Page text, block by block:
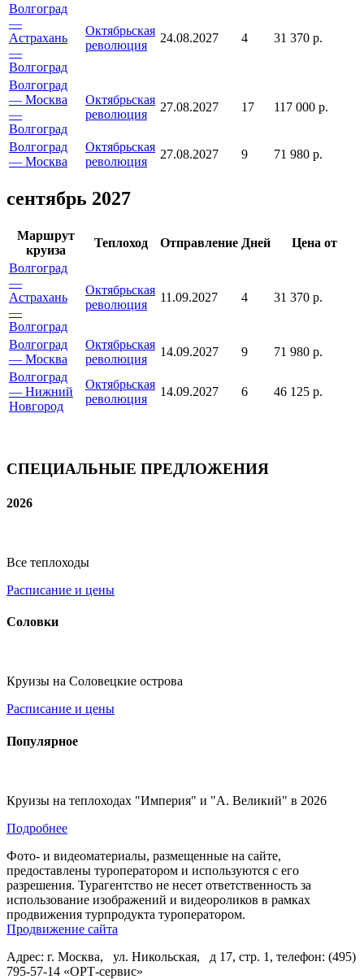
Волгоград
—
Астрахань
—
Волгоград
Октябрьская
революция
24.08.2027 4 31 370 р.
Волгоград
— Москва
—
Волгоград
Октябрьская
революция
27.08.2027 17 117 000 р.
Волгоград
— Москва
Октябрьская
революция
27.08.2027 9 71 980 р.
сентябрь 2027
Маршрут
круиза
Теплоход Отправление Дней
Цена от
Волгоград
—
Астрахань
—
Волгоград
Октябрьская
революция
11.09.2027 4 31 370 р.
Волгоград
— Москва
Октябрьская
революция
14.09.2027 9
71 980 р.
Волгоград
— Нижний
Новгород
Октябрьская
революция
14.09.2027 6 46 125 р.
СПЕЦИАЛЬНЫЕ ПРЕДЛОЖЕНИЯ
2026
Все теплоходы
Расписание и цены
Соловки
Круизы на Соловецкие острова
Расписание и цены
Популярное
Круизы на теплоходах "Империя" и "А. Великий" в 2026
Подробнее
Фото- и видеоматериалы, размещенные на сайте,
предоставлены туроператором и используются с его
разрешения. Турагентство не несет ответственность за
использование изображений и видеороликов в рамках
продвижения турпродукта туроператором.
Продвижение сайта
Адрес: г. Москва, ул. Никольская, д 17, стр. 1, телефон: (495)
795-57-14 «ОРТ-сервис»